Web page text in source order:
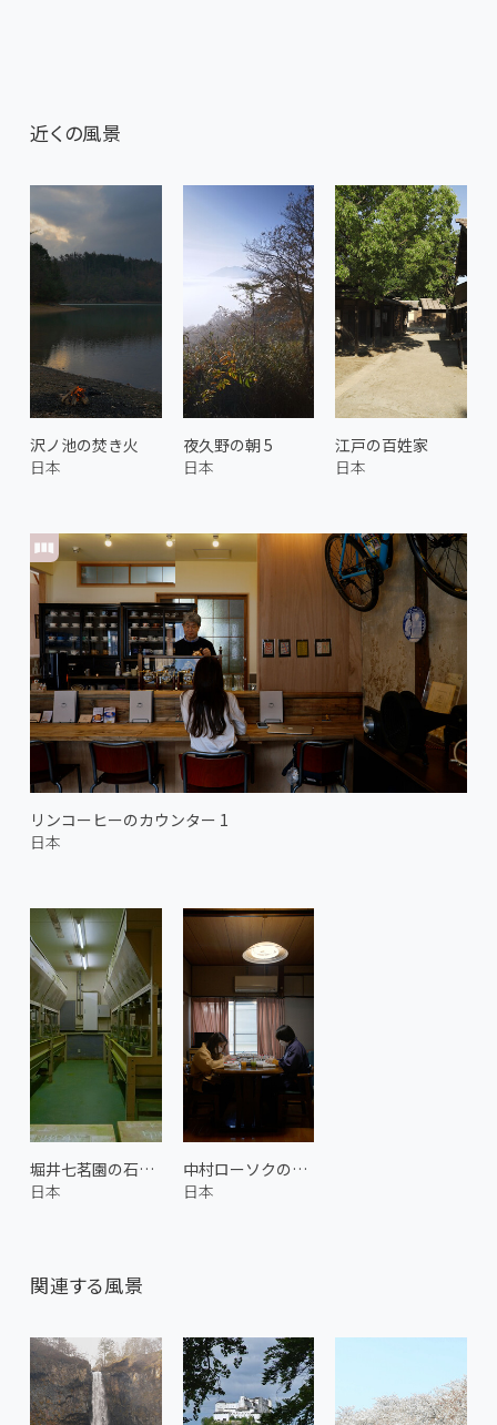
近くの風景
沢ノ池の焚き火
日本
夜久野の朝 5
日本
江戸の百姓家
日本
リンコーヒーのカウンター 1
日本
堀井七茗園の石臼挽き 2
日本
中村ローソクの絵付け
日本
関連する風景